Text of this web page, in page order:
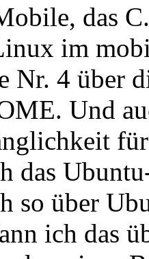
das
im
Nr. 4 über
Und
das
so über
ich das